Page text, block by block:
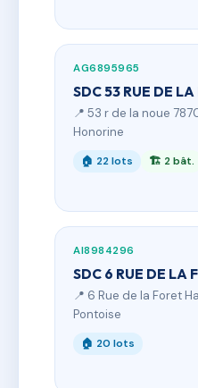
AG6895965
SDC 53 RUE DE LA
📍 53 r de la noue
Honorine
🏠 22 lots 🏗 2 bât.
AI8984296
SDC 6 RUE DE LA
📍 6 Rue de la Foret
Pontoise
🏠 20 lots